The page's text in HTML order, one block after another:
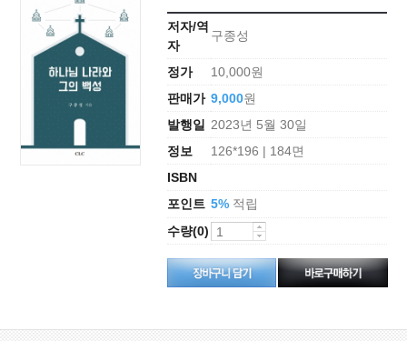
저자/역
자
구종성
정가
10,000원
판매가 9,000원
발행일
2023년 5월 30일
정보
126*196 | 184면
ISBN
포인트 5%적립
수량(0)